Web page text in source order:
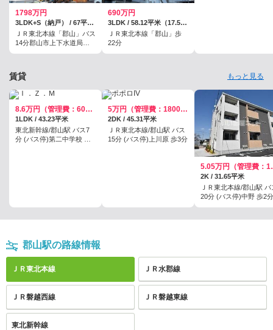
1798万円
3LDK+S（納戸） / 67平米（20.26坪）（壁芯）
ＪＲ東北本線「郡山」バス
14分郡山市上下水道局歩3
690万円
3LDK / 58.12平米（17.58坪）（壁芯）
ＪＲ東北本線「郡山」歩
22分
賃貸 もっと見る
8.6万円（管理費：6000円）
1LDK / 43.23平米
東北新幹線/郡山駅 バス7
分 (バス停)第二中学校 歩7
5万円（管理費：1800円）
2DK / 45.31平米
ＪＲ東北本線/郡山駅 バス
15分 (バス停)上川原 歩3分
5.05
2K / 31.65平米
ＪＲ東北本線/郡山駅 バ
20分 (バス停)中野 歩2分
郡山駅の路線情報
ＪＲ東北本線 ＪＲ水郡線
ＪＲ磐越西線 ＪＲ磐越東線
東北新幹線